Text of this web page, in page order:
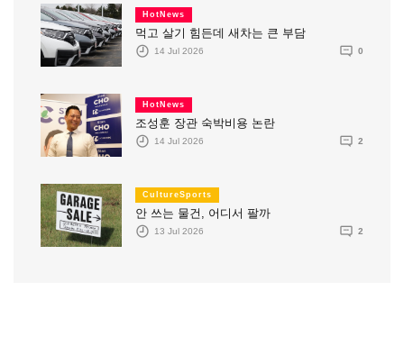
HotNews
먹고 살기 힘든데 새차는 큰 부담
14 Jul 2026 0
HotNews
조성훈 장관 숙박비용 논란
14 Jul 2026 2
CultureSports
안 쓰는 물건, 어디서 팔까
13 Jul 2026 2